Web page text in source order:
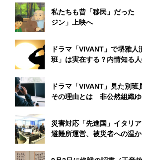
私たちも昔「移民」だった
ジン」上映へ
ドラマ「VIVANT」で堺雅人
班」は実在する？内情知る
ドラマ「VIVANT」見た別
その理由とは 非公然組織
災害対応「先進国」イタリ
避難所運営、被災者への温